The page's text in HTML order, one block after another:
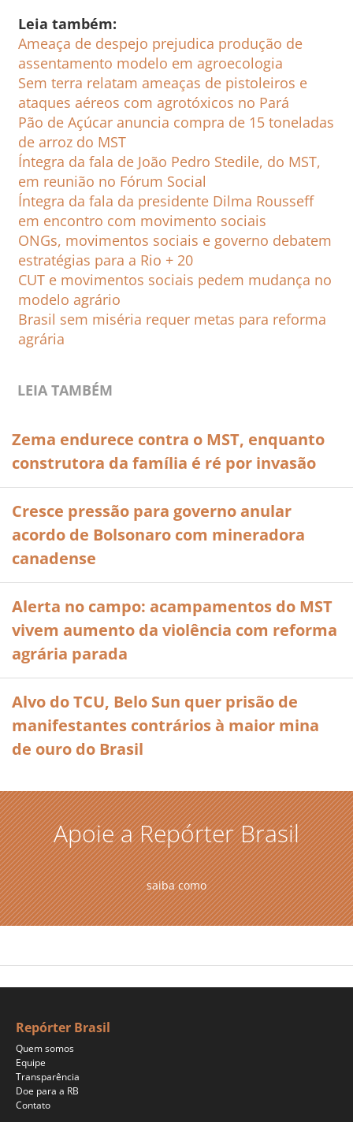
Leia também:
Ameaça de despejo prejudica produção de
assentamento modelo em agroecologia
Sem terra relatam ameaças de pistoleiros e
ataques aéreos com agrotóxicos no Pará
Pão de Açúcar anuncia compra de 15 toneladas
de arroz do MST
Íntegra da fala de João Pedro Stedile, do MST,
em reunião no Fórum Social
Íntegra da fala da presidente Dilma Rousseff
em encontro com movimento sociais
ONGs, movimentos sociais e governo debatem
estratégias para a Rio + 20
CUT e movimentos sociais pedem mudança no
modelo agrário
Brasil sem miséria requer metas para reforma
agrária
LEIA TAMBÉM
Zema endurece contra o MST, enquanto
construtora da família é ré por invasão
Cresce pressão para governo anular
acordo de Bolsonaro com mineradora
canadense
Alerta no campo: acampamentos do MST
vivem aumento da violência com reforma
agrária parada
Alvo do TCU, Belo Sun quer prisão de
manifestantes contrários à maior mina
de ouro do Brasil
Apoie a Repórter Brasil
saiba como
Repórter Brasil
Quem somos
Equipe
Transparência
Doe para a RB
Contato